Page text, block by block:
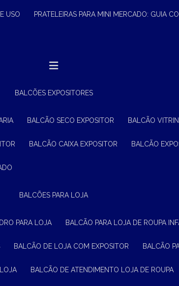
USO PRATELEIRAS PARA MINI MERCADO: GUIA
BALCÕES EXPOSITORES
BALCÃO SECO EXPOSITOR BALCÃO
BALCÃO CAIXA EXPOSITOR BALCÃO
BALCÕES PARA LOJA
PARA LOJA BALCÃO PARA LOJA DE ROUPA
BALCÃO DE LOJA COM EXPOSITOR BALCÃO
BALCÃO DE ATENDIMENTO LOJA DE ROUPA